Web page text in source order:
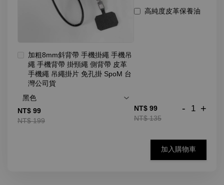
加粗8mm斜背帶 手機掛繩 手機吊
繩 手機背帶 掛頸繩 側背帶 皮革
手機繩 吊繩掛片 免孔掛 SpoM 台
灣公司貨
NT$ 99
NT$ 199
高純度皮革保養油
NT$ 99
NT$ 135
- +
加入購物車